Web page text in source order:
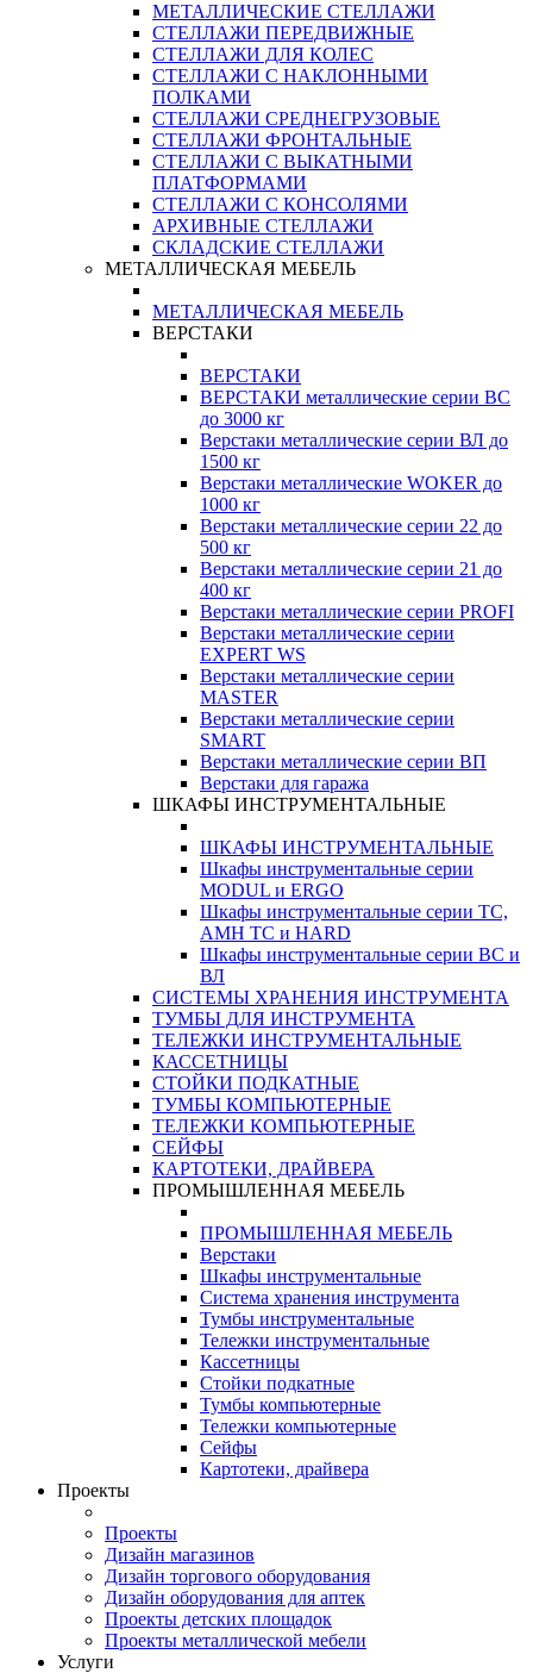
МЕТАЛЛИЧЕСКИЕ СТЕЛЛАЖИ
СТЕЛЛАЖИ ПЕРЕДВИЖНЫЕ
СТЕЛЛАЖИ ДЛЯ КОЛЕС
СТЕЛЛАЖИ С НАКЛОННЫМИ
ПОЛКАМИ
СТЕЛЛАЖИ СРЕДНЕГРУЗОВЫЕ
СТЕЛЛАЖИ ФРОНТАЛЬНЫЕ
СТЕЛЛАЖИ С ВЫКАТНЫМИ
ПЛАТФОРМАМИ
СТЕЛЛАЖИ С КОНСОЛЯМИ
АРХИВНЫЕ СТЕЛЛАЖИ
СКЛАДСКИЕ СТЕЛЛАЖИ
МЕТАЛЛИЧЕСКАЯ МЕБЕЛЬ
МЕТАЛЛИЧЕСКАЯ МЕБЕЛЬ
ВЕРСТАКИ
ВЕРСТАКИ
ВЕРСТАКИ металлические серии ВС
до 3000 кг
Верстаки металлические серии ВЛ до
1500 кг
Верстаки металлические WOKER до
1000 кг
Верстаки металлические серии 22 до
500 кг
Верстаки металлические серии 21 до
400 кг
Верстаки металлические серии PROFI
Верстаки металлические серии
EXPERT WS
Верстаки металлические серии
MASTER
Верстаки металлические серии
SMART
Верстаки металлические серии ВП
Верстаки для гаража
ШКАФЫ ИНСТРУМЕНТАЛЬНЫЕ
ШКАФЫ ИНСТРУМЕНТАЛЬНЫЕ
Шкафы инструментальные серии
MODUL и ERGO
Шкафы инструментальные серии ТС,
АМН ТС и HARD
Шкафы инструментальные серии ВС и
ВЛ
СИСТЕМЫ ХРАНЕНИЯ ИНСТРУМЕНТА
ТУМБЫ ДЛЯ ИНСТРУМЕНТА
ТЕЛЕЖКИ ИНСТРУМЕНТАЛЬНЫЕ
КАССЕТНИЦЫ
СТОЙКИ ПОДКАТНЫЕ
ТУМБЫ КОМПЬЮТЕРНЫЕ
ТЕЛЕЖКИ КОМПЬЮТЕРНЫЕ
СЕЙФЫ
КАРТОТЕКИ, ДРАЙВЕРА
ПРОМЫШЛЕННАЯ МЕБЕЛЬ
ПРОМЫШЛЕННАЯ МЕБЕЛЬ
Верстаки
Шкафы инструментальные
Система хранения инструмента
Тумбы инструментальные
Тележки инструментальные
Кассетницы
Стойки подкатные
Тумбы компьютерные
Тележки компьютерные
Сейфы
Картотеки, драйвера
Проекты
Проекты
Дизайн магазинов
Дизайн торгового оборудования
Дизайн оборудования для аптек
Проекты детских площадок
Проекты металлической мебели
Услуги